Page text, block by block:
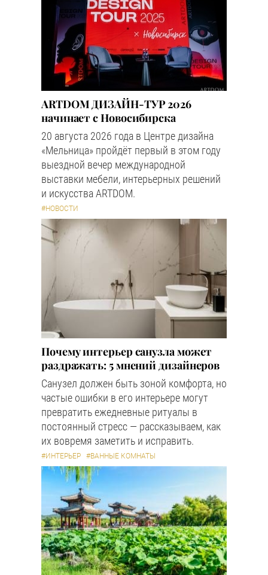
ARTDOM ДИЗАЙН-ТУР 2026
начинает с Новосибирска
20 августа 2026 года в Центре дизайна
«Мельница» пройдёт первый в этом году
выездной вечер международной
выставки мебели, интерьерных решений
и искусства ARTDOM.
#НОВОСТИ
Почему интерьер санузла может
раздражать: 5 мнений дизайнеров
Санузел должен быть зоной комфорта, но
частые ошибки в его интерьере могут
превратить ежедневные ритуалы в
постоянный стресс — рассказываем, как
их вовремя заметить и исправить.
#ИНТЕРЬЕР #ВАННЫЕ КОМНАТЫ